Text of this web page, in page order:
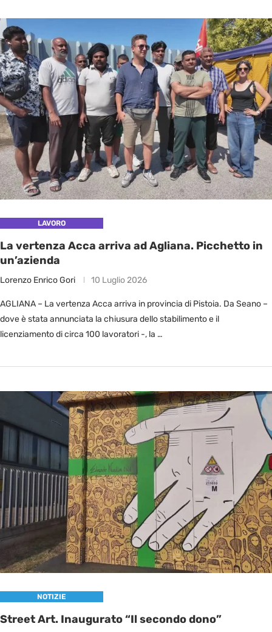
LAVORO
La vertenza Acca arriva ad Agliana. Picchetto in
un’azienda
Lorenzo Enrico Gori 10 Luglio 2026
AGLIANA – La vertenza Acca arriva in provincia di Pistoia. Da Seano –
dove è stata annunciata la chiusura dello stabilimento e il
licenziamento di circa 100 lavoratori -, la …
NOTIZIE
Street Art. Inaugurato “Il secondo dono”